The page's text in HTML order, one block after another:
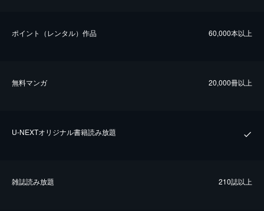
ポイント（レンタル）作品 60,000本以上
無料マンガ 20,000冊以上
U-NEXTオリジナル書籍読み放題
雑誌読み放題 210誌以上